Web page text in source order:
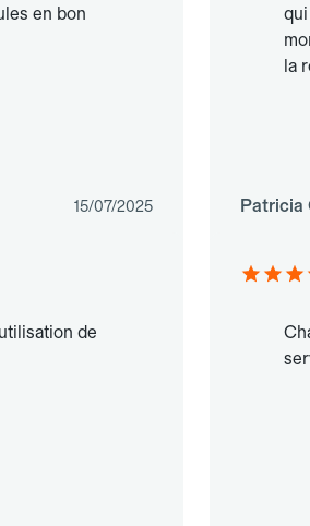
en bon
15/07/2025
la
Patricia
de